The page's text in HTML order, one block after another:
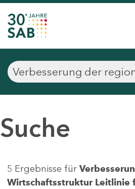
Suche
5 Ergebnisse für
Wirtschaftsstruktur Leitlinie